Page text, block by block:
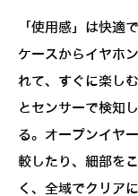
「使用感」は快適
ケースからイヤホ
れて、すぐに楽し
とセンサーで検知
る。オープンイヤ
較したり、細部を
く、全域でクリア